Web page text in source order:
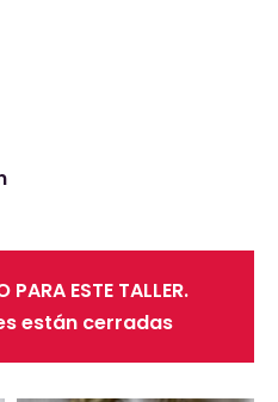
PARA ESTE TALLER.
están cerradas